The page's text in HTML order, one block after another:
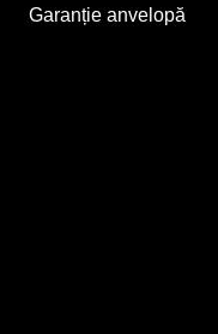
Garanție anvelopă